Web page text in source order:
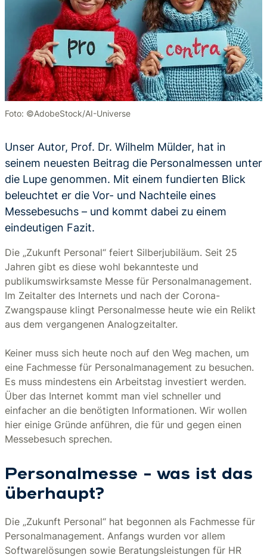
Foto: ©AdobeStock/AI-Universe
Unser Autor, Prof. Dr. Wilhelm Mülder, hat in
seinem neuesten Beitrag die Personalmessen unter
die Lupe genommen. Mit einem fundierten Blick
beleuchtet er die Vor- und Nachteile eines
Messebesuchs – und kommt dabei zu einem
eindeutigen Fazit.
Die „Zukunft Personal“ feiert Silberjubiläum. Seit 25
Jahren gibt es diese wohl bekannteste und
publikumswirksamste Messe für Personalmanagement.
Im Zeitalter des Internets und nach der Corona-
Zwangspause klingt Personalmesse heute wie ein Relikt
aus dem vergangenen Analogzeitalter.
Keiner muss sich heute noch auf den Weg machen, um
eine Fachmesse für Personalmanagement zu besuchen.
Es muss mindestens ein Arbeitstag investiert werden.
Über das Internet kommt man viel schneller und
einfacher an die benötigten Informationen. Wir wollen
hier einige Gründe anführen, die für und gegen einen
Messebesuch sprechen.
Personalmesse – was ist das
überhaupt?
Die „Zukunft Personal“ hat begonnen als Fachmesse für
Personalmanagement. Anfangs wurden vor allem
Softwarelösungen sowie Beratungsleistungen für HR